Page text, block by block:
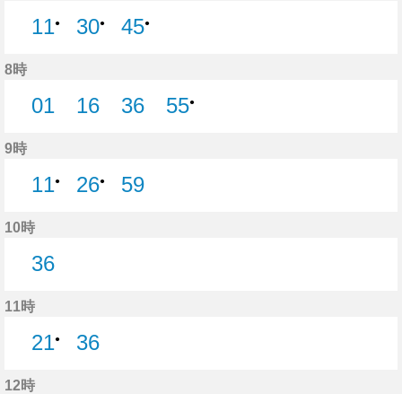
11● 30● 45●
8時
01
16
36
55●
9時
11● 26●
59
10時
36
11時
21●
36
12時